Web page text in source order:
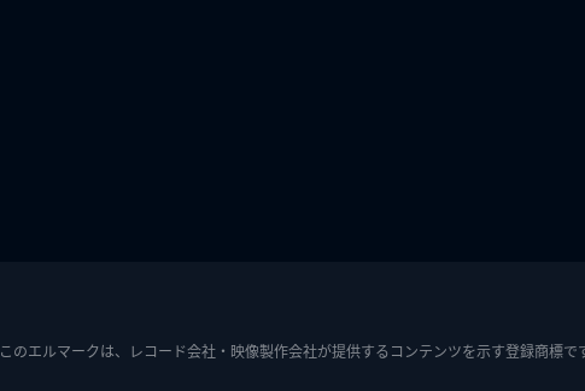
このエルマークは、レコード会社・映像製作会社が提供するコンテンツを示す登録商標で